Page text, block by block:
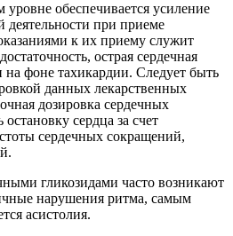
обеспечивается усиление
деятельности при приеме
к их приему служит
острая сердечная
на фоне тахикардии. Следует быть
данных лекарственных
дозировка сердечных
сердца за счет
сердечных сокращений,
гликозидами часто возникают
нарушения ритма, самым
асистолия.